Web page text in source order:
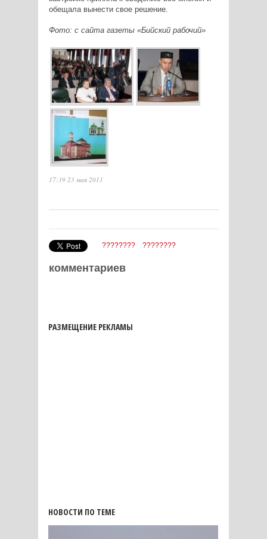
обещала вынести свое решение.
Фото: с сайта газеты «Бийский рабочий»
17:39 23 мая 2011
???????? ????????
комментариев
РАЗМЕЩЕНИЕ РЕКЛАМЫ
НОВОСТИ ПО ТЕМЕ